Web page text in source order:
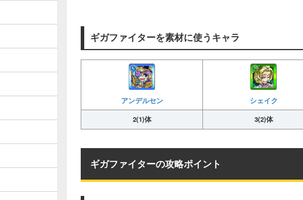
ギガファイターを素材に使うキャラ
アンデルセン シェイク
2(1)体 3(2)体
ギガファイターの攻略ポイント